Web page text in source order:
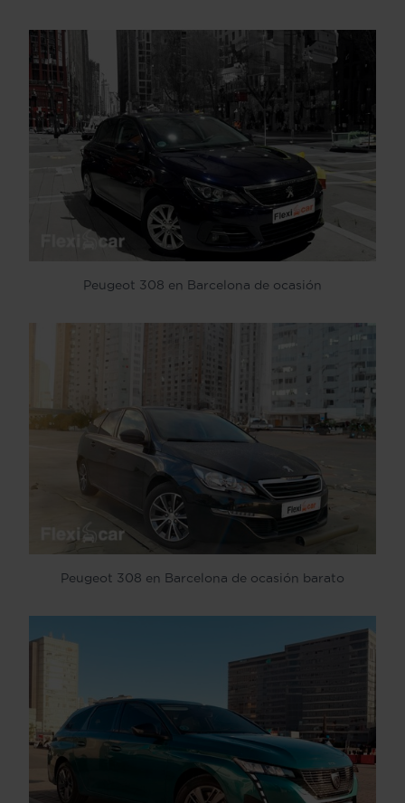
Peugeot 308 en Barcelona de ocasión
Peugeot 308 en Barcelona de ocasión barato